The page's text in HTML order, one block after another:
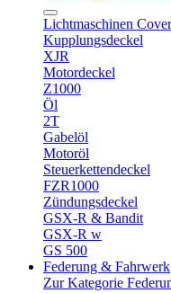
Lichtmaschinen Cover
Kupplungsdeckel
XJR
Motordeckel
Z1000
Öl
2T
Gabelöl
Motoröl
Steuerkettendeckel
FZR1000
Zündungsdeckel
GSX-R & Bandit
GSX-R w
GS 500
Federung & Fahrwerk
Zur Kategorie